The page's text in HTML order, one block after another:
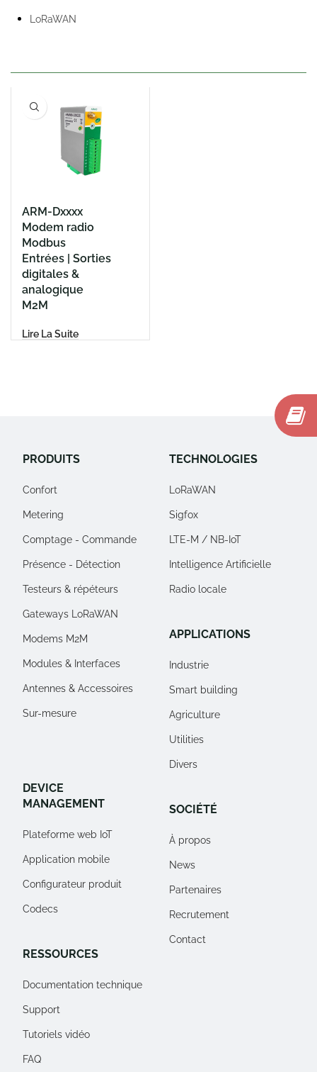
LoRaWAN
ARM-Dxxxx
Modem radio
Modbus
Entrées | Sorties
digitales &
analogique
M2M
Lire La Suite
PRODUITS
Confort
Metering
Comptage - Commande
Présence - Détection
Testeurs & répéteurs
Gateways LoRaWAN
Modems M2M
Modules & Interfaces
Antennes & Accessoires
Sur-mesure
DEVICE
MANAGEMENT
Plateforme web IoT
Application mobile
Configurateur produit
Codecs
RESSOURCES
Documentation technique
Support
Tutoriels vidéo
FAQ
TECHNOLOGIES
LoRaWAN
Sigfox
LTE-M / NB-IoT
Intelligence Artificielle
Radio locale
APPLICATIONS
Industrie
Smart building
Agriculture
Utilities
Divers
SOCIÉTÉ
À propos
News
Partenaires
Recrutement
Contact